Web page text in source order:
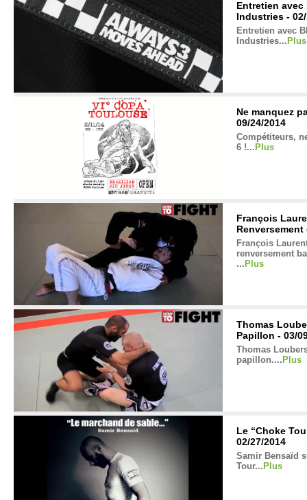
Entretien avec
Industries -
Entretien avec
Industries... Plus
Ne manquez
09/24/2014
Compétiteurs,
6 !... Plus
François
Renversement
François
renversement
... Plus
Thomas
Papillon - 03/
Thomas
papillon.... Plus
Le “Choke
02/27/2014
Samir Bensaïd
Tour... Plus